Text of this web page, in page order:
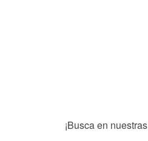
¡Busca en nuestras